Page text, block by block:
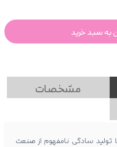
به سبد خرید
مشخصات
تولید سادگی نامفهوم از صنعت